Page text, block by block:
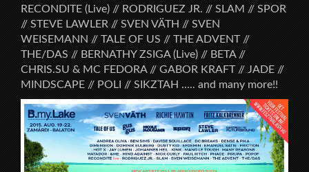
RECONDITE (Live) // RODRIGUEZ JR. // SLAM // SPOR
// STEVE LAWLER // SVEN VÄTH // SVEN
WEISEMANN // TALE OF US // THE ADVENT //
THE/DAS // BERNATHY ZSIGA (Live) // BETA //
CHRIS.SU & MC FEDORA // GABOR KRAFT // JADE //
MINDSCAPE // POLI // SIKZTAH ….. and many more!!